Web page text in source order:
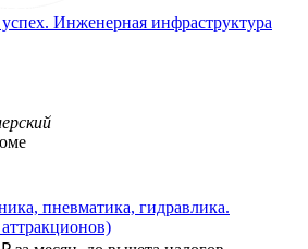
Инженерная инфраструктура
пневматика, гидравлика.